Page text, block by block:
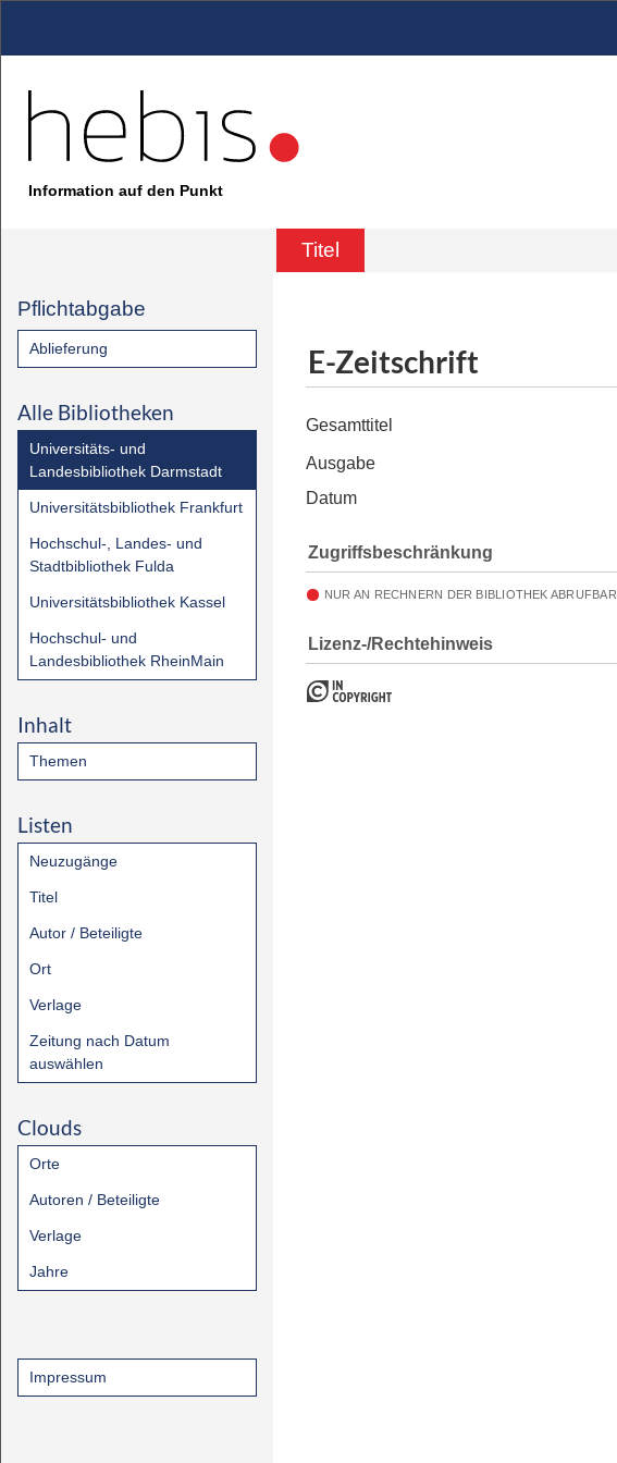
Information auf den Punkt
Titel
Pflichtabgabe
Ablieferung
Alle Bibliotheken
Universitäts- und
Landesbibliothek Darmstadt
Universitätsbibliothek Frankfurt
Hochschul-, Landes- und
Stadtbibliothek Fulda
Universitätsbibliothek Kassel
Hochschul- und
Landesbibliothek RheinMain
Inhalt
Themen
Listen
Neuzugänge
Titel
Autor / Beteiligte
Ort
Verlage
Zeitung nach Datum
auswählen
Clouds
Orte
Autoren / Beteiligte
Verlage
Jahre
Impressum
E-Zeitschrift
Gesamttitel
Ausgabe
Datum
Zugriffsbeschränkung
NUR AN RECHNERN DER BIBLIOTHEK ABRUFBAR
Lizenz-/Rechtehinweis